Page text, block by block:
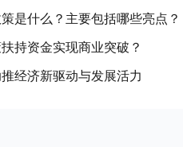
是什么？主要包括哪些亮点？
持资金实现商业突破？
经济新驱动与发展活力